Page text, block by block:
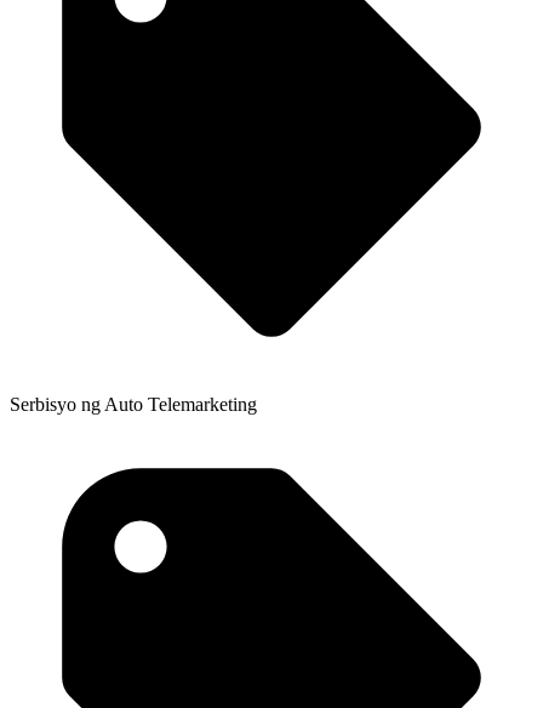
Serbisyo ng Auto Telemarketing